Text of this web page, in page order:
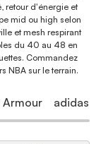
retour d'énergie et
mid ou high selon
et mesh respirant
du 40 au 48 en
Commandez
NBA sur le terrain.
Armour adidas